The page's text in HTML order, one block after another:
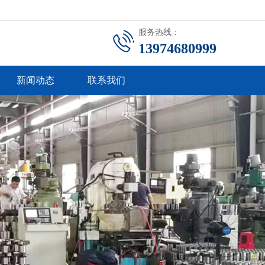
服务热线：
13974680999
新闻动态 联系我们